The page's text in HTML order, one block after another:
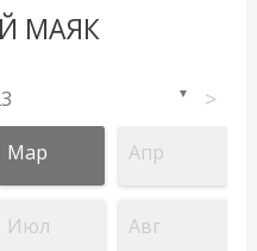
МАЯК
▼ >
Мар Апр
Июл Авг